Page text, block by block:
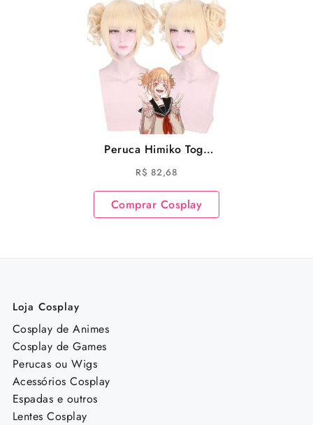
Peruca Himiko Toga
Cosplay My Hero
Academia Cosplay
R$ 82,68
Comprar Cosplay
Loja Cosplay
Cosplay de Animes
Cosplay de Games
Perucas ou Wigs
Acessórios Cosplay
Espadas e outros
Lentes Cosplay